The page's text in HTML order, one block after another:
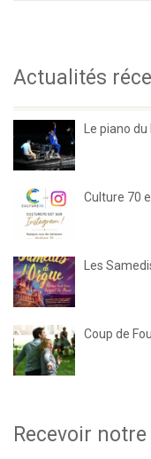
Actualités
Le piano
Culture 70
Les
Coup de
Recevoir